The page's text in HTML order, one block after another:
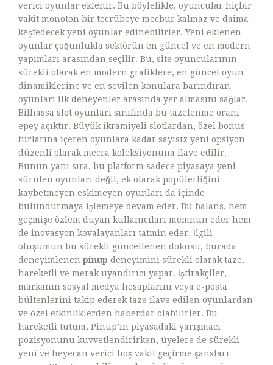
verici oyunlar eklenir. Bu böylelikle, oyuncular hiçbir
vakit monoton bir tecrübeye mecbur kalmaz ve daima
keşfedecek yeni oyunlar edinebilirler. Yeni eklenen
oyunlar çoğunlukla sektörün en güncel ve en modern
yapımları arasından seçilir. Bu, site oyuncularının
sürekli olarak en modern grafiklere, en güncel oyun
dinamiklerine ve en sevilen konulara barındıran
oyunları ilk deneyenler arasında yer almasını sağlar.
Bilhassa slot oyunları sınıfında bu tazelenme oranı
epey açıktır. Büyük ikramiyeli slotlardan, özel bonus
turlarına içeren oyunlara kadar sayısız yeni opsiyon
düzenli olarak mecra koleksiyonuna ilave edilir.
Bunun yanı sıra, bu platform sadece piyasaya yeni
sürülen oyunları değil, ek olarak popülerliğini
kaybetmeyen eskimeyen oyunları da içinde
bulundurmaya işlemeye devam eder. Bu balans, hem
geçmişe özlem duyan kullanıcıları memnun eder hem
de inovasyon kovalayanları tatmin eder. İlgili
oluşumun bu sürekli güncellenen dokusu, burada
deneyimlenen pinup deneyimini sürekli olarak taze,
hareketli ve merak uyandırıcı yapar. İştirakçiler,
markanın sosyal medya hesaplarını veya e-posta
bültenlerini takip ederek taze ilave edilen oyunlardan
ve özel etkinliklerden haberdar olabilirler. Bu
hareketli tutum, Pinup’ın piyasadaki yarışmacı
pozisyonunu kuvvetlendirirken, üyelere de sürekli
yeni ve heyecan verici hoş vakit geçirme şansları